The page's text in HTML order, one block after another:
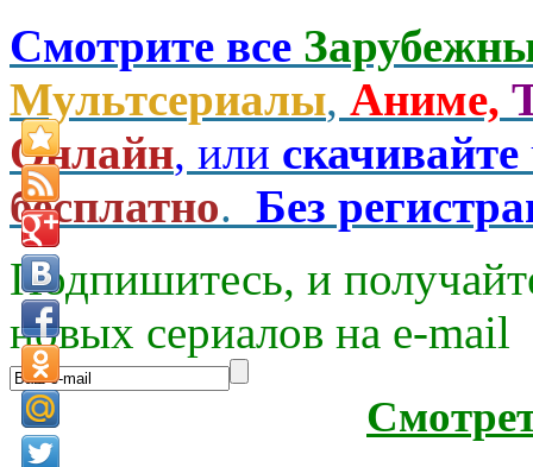
Смотрите все
Мультсериалы, Аниме,
Онлайн, или скачивайте
бесплатно. Без
Подпишитесь, и
новых сериалов на e-mаil